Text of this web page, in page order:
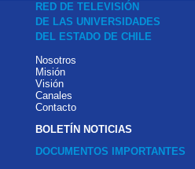
RED DE TELEVISIÓN
DE LAS UNIVERSIDADES
DEL ESTADO DE CHILE
Nosotros
Misión
Visión
Canales
Contacto
BOLETÍN NOTICIAS
DOCUMENTOS IMPORTANTES